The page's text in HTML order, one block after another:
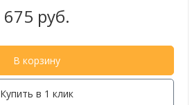
675 руб.
В корзину
Купить в 1 клик